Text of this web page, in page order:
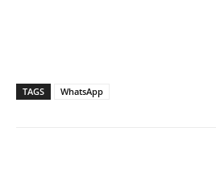
TAGS WhatsApp